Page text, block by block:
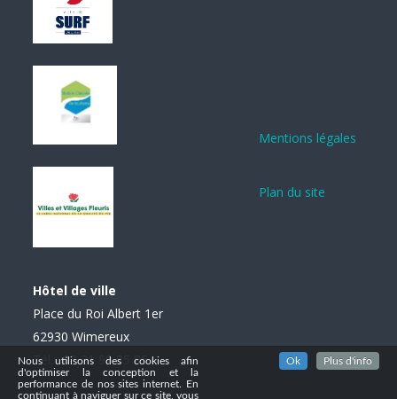
Hôtel de ville
Place du Roi Albert 1er
62930 Wimereux
Tél. : 03 21 99 85 85
Mentions légales
Plan du site
Nous utilisons des cookies afin
d'optimiser la conception et la
performance de nos sites internet. En
continuant à naviguer sur ce site, vous
Ok Plus d'info